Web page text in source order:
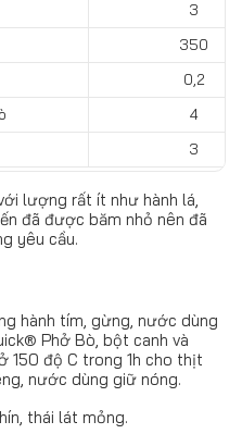
3
350
0,2
4
3
lượng rất ít như hành lá,
đã được băm nhỏ nên đã
yêu cầu.
hành tím, gừng, nước dùng
Phở Bò, bột canh và
150 độ C trong 1h cho thịt
nước dùng giữ nóng.
thái lát mỏng.